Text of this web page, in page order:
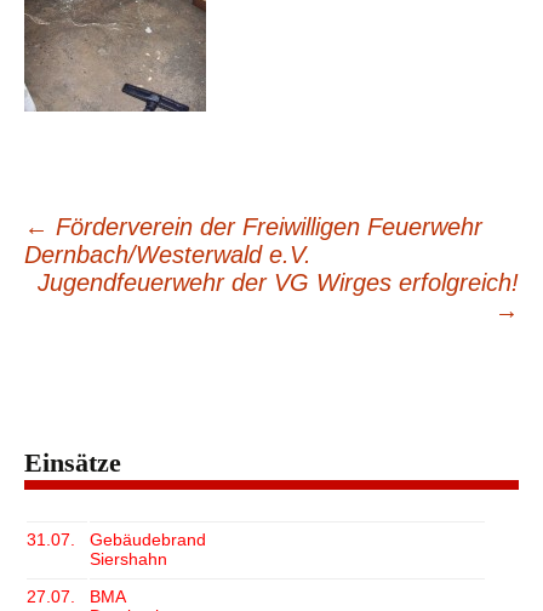
Beitragsnavigation
← Förderverein der Freiwilligen Feuerwehr
Dernbach/Westerwald e.V.
Jugendfeuerwehr der VG Wirges erfolgreich!
→
Einsätze
31.07.
Gebäudebrand
Siershahn
27.07.
BMA